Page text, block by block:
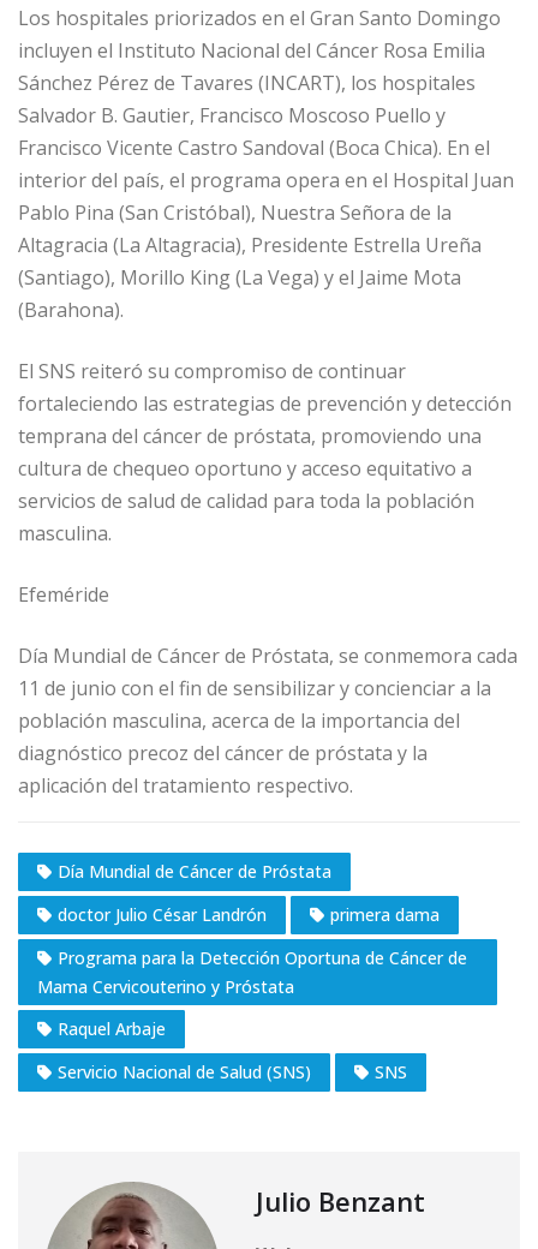
Los hospitales priorizados en el Gran Santo Domingo
incluyen el Instituto Nacional del Cáncer Rosa Emilia
Sánchez Pérez de Tavares (INCART), los hospitales
Salvador B. Gautier, Francisco Moscoso Puello y
Francisco Vicente Castro Sandoval (Boca Chica). En el
interior del país, el programa opera en el Hospital Juan
Pablo Pina (San Cristóbal), Nuestra Señora de la
Altagracia (La Altagracia), Presidente Estrella Ureña
(Santiago), Morillo King (La Vega) y el Jaime Mota
(Barahona).
El SNS reiteró su compromiso de continuar
fortaleciendo las estrategias de prevención y detección
temprana del cáncer de próstata, promoviendo una
cultura de chequeo oportuno y acceso equitativo a
servicios de salud de calidad para toda la población
masculina.
Efeméride
Día Mundial de Cáncer de Próstata, se conmemora cada
11 de junio con el fin de sensibilizar y concienciar a la
población masculina, acerca de la importancia del
diagnóstico precoz del cáncer de próstata y la
aplicación del tratamiento respectivo.
Día Mundial de Cáncer de Próstata
doctor Julio César Landrón
primera dama
Programa para la Detección Oportuna de Cáncer de
Mama Cervicouterino y Próstata
Raquel Arbaje
Servicio Nacional de Salud (SNS)
SNS
Julio Benzant